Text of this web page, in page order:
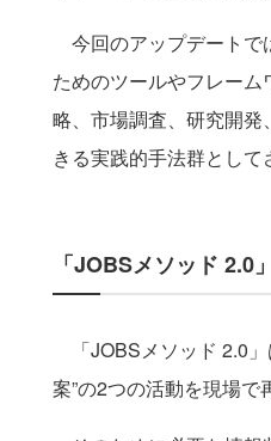
今回のアップデートで
ためのツールやフレー
略、市場調査、研究開
きる実践的手法群として
「JOBSメソッド 2.0
「JOBSメソッド 2.0」
案”の2つの活動を現場で